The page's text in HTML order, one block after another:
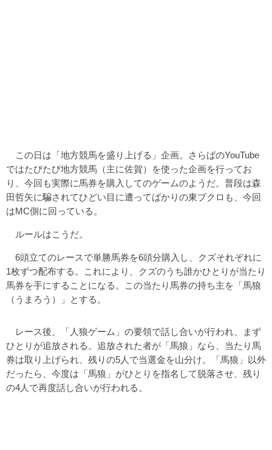
この日は「地方競馬を盛り上げる」企画。さらばのYouTube
ではたびたび地方競馬（主に佐賀）を使った企画を行ってお
り、今回も実際に馬券を購入してのゲームのようだ。普段は森
田哲矢に騙されてひどい目に遭ってばかりの東ブクロも、今回
はMC側に回っている。
ルールはこうだ。
6頭立てのレースで単勝馬券を6頭分購入し、クズそれぞれに
1枚ずつ配布する。これにより、クズのうち誰かひとりが当たり
馬券を手にすることになる。この当たり馬券の持ち主を「馬狼
（うまろう）」とする。
レース後、「人狼ゲーム」の要領で話し合いが行われ、まず
ひとりが追放される。追放された者が「馬狼」なら、当たり馬
券は取り上げられ、残りの5人で当選金を山分け。「馬狼」以外
だったら、今度は「馬狼」がひとりを指名して脱落させ、残り
の4人で再度話し合いが行われる。